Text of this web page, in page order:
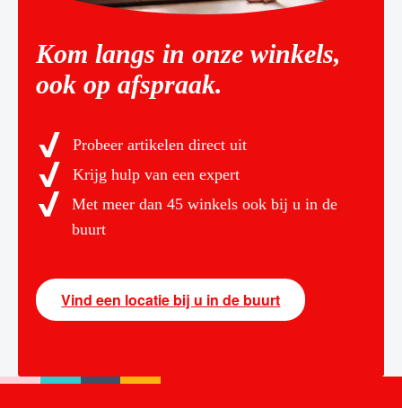
Kom langs in onze winkels,
ook op afspraak.
Probeer artikelen direct uit
Krijg hulp van een expert
Met meer dan 45 winkels ook bij u in de
buurt
Vind een locatie bij u in de buurt